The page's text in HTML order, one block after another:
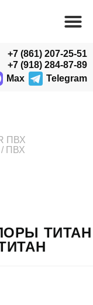
+7 (861) 207-25-51
+7 (918) 284-87-89
Max
Telegram
ПВХ
ПВХ
ТИТАН